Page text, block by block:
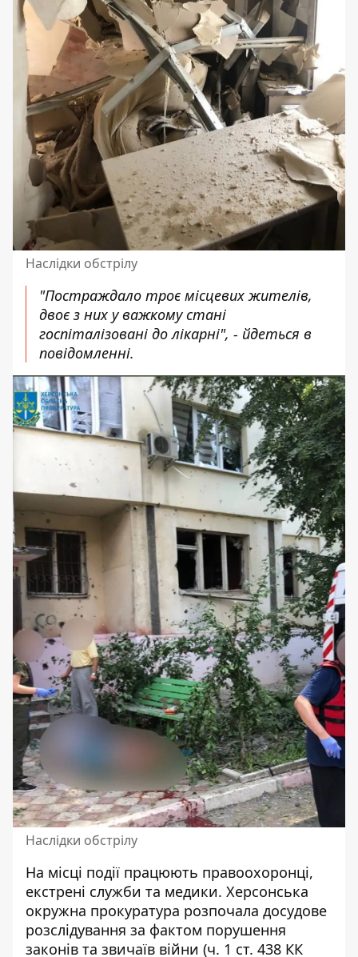
Наслідки обстрілу
"Постраждало троє місцевих жителів,
двоє з них у важкому стані
госпіталізовані до лікарні", - йдеться в
повідомленні.
Наслідки обстрілу
На місці події працюють правоохоронці,
екстрені служби та медики. Херсонська
окружна прокуратура розпочала досудове
розслідування за фактом порушення
законів та звичаїв війни (ч. 1 ст. 438 КК